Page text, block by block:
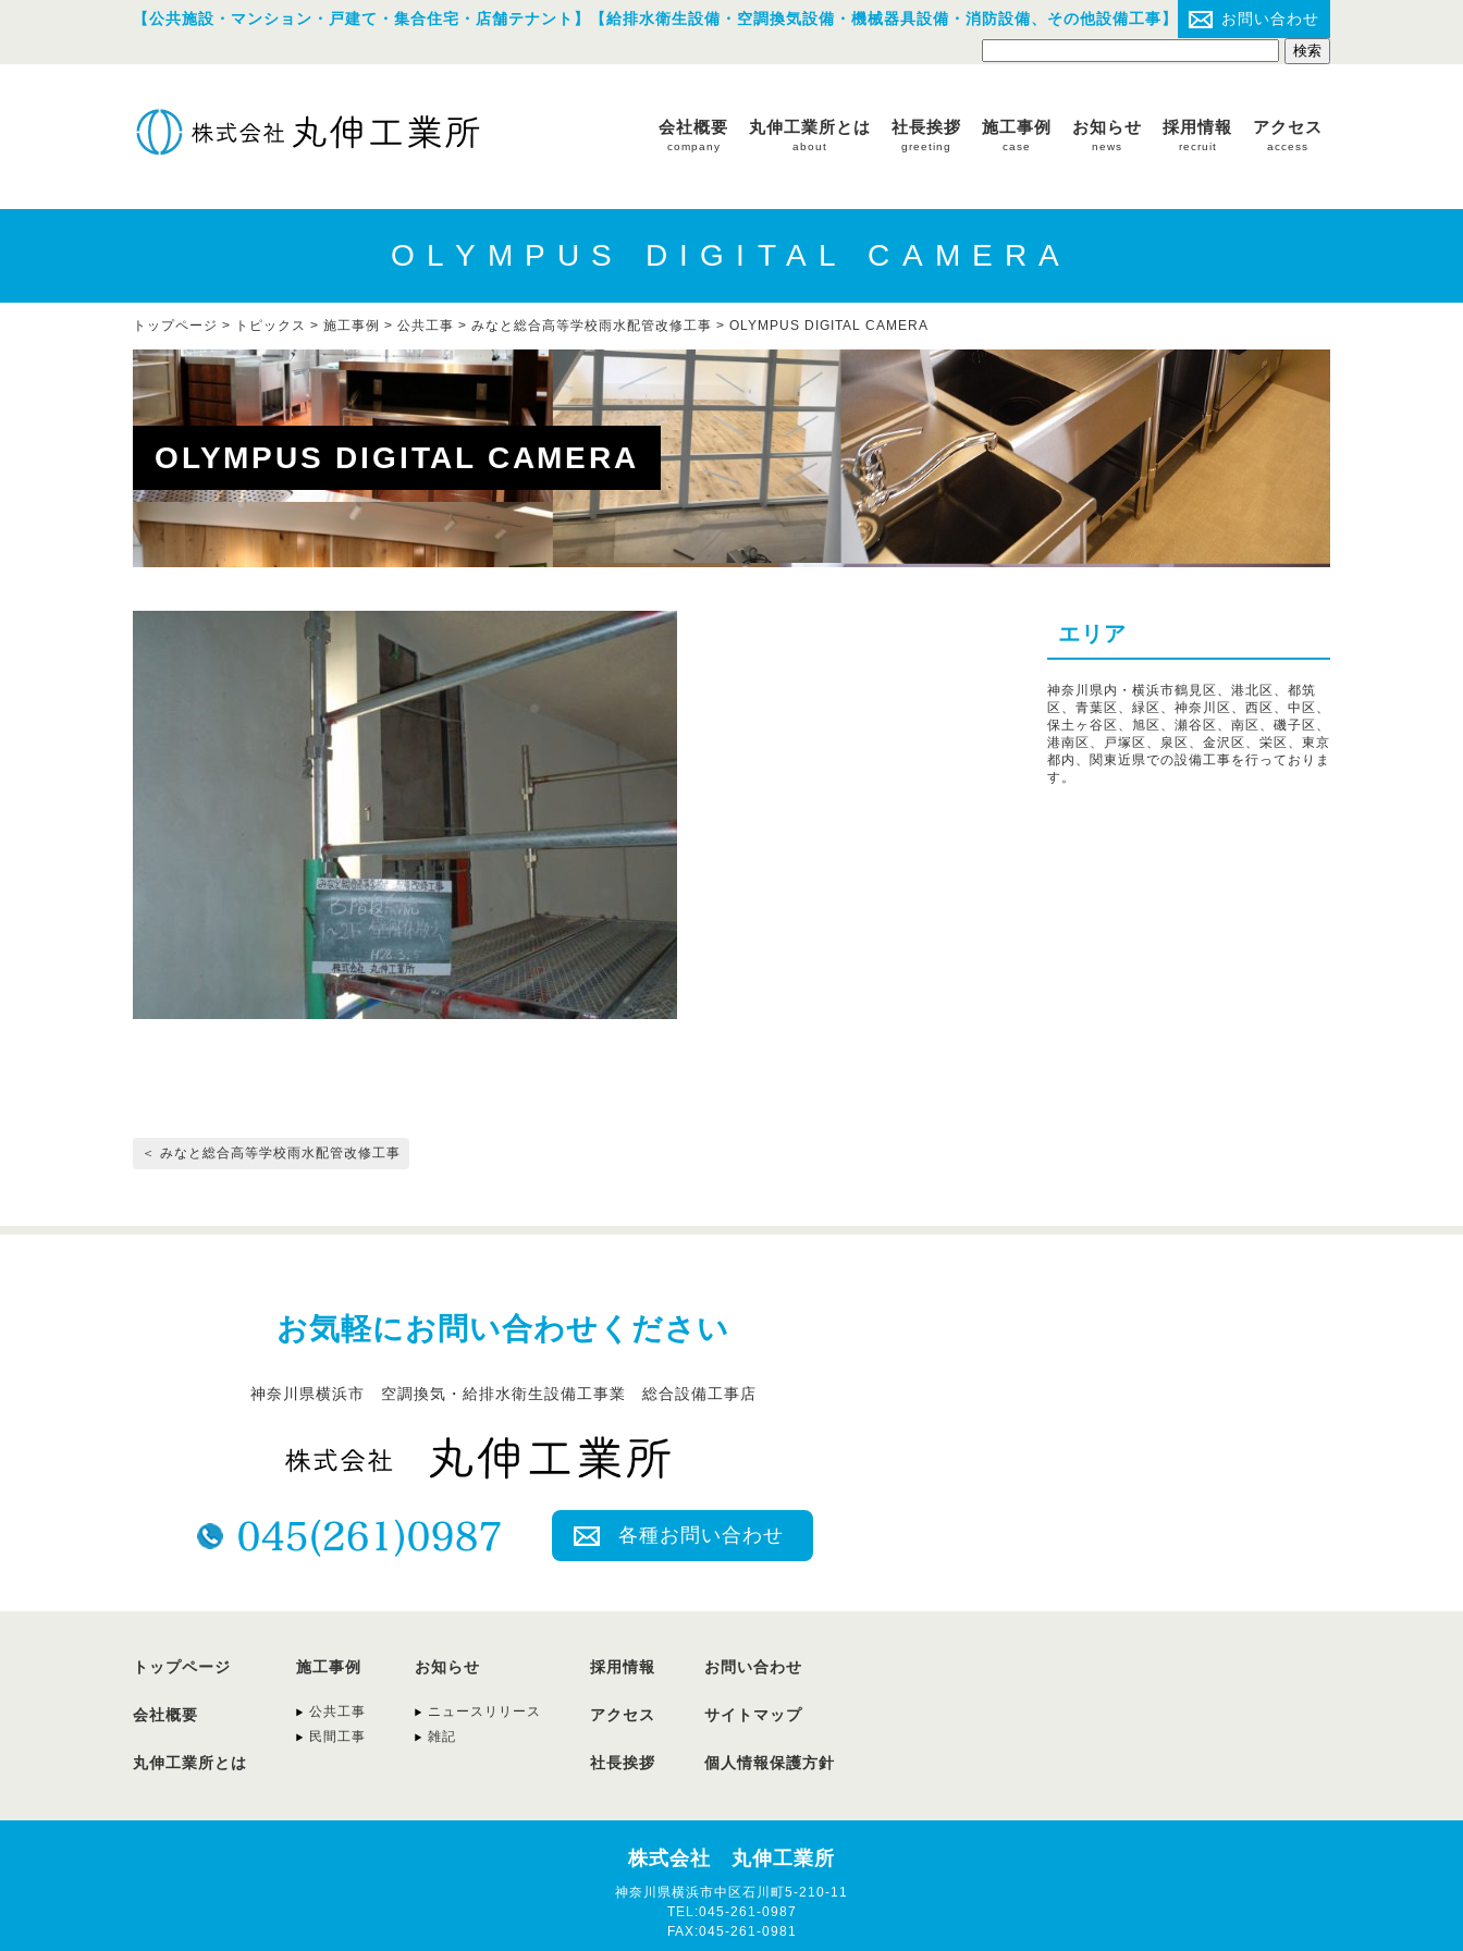
【公共施設・マンション・戸建て・集合住宅・店舗テナント】【給排水衛生設備・空調換気設備・機械器具設備・消防設備、その他設備工事】 お問い合わせ
会社概要
company
丸伸工業所とは
about
社長挨拶
greeting
施工事例
case
お知らせ
news
採用情報
recruit
アクセス
access
OLYMPUS DIGITAL CAMERA
トップページ > トピックス > 施工事例 > 公共工事 > みなと総合高等学校雨水配管改修工事 > OLYMPUS DIGITAL CAMERA
OLYMPUS DIGITAL CAMERA
＜ みなと総合高等学校雨水配管改修工事
エリア
神奈川県内・横浜市鶴見区、港北区、都筑
区、青葉区、緑区、神奈川区、西区、中区、
保土ヶ谷区、旭区、瀬谷区、南区、磯子区、
港南区、戸塚区、泉区、金沢区、栄区、東京
都内、関東近県での設備工事を行っておりま
す。
お気軽にお問い合わせください
神奈川県横浜市 空調換気・給排水衛生設備工事業 総合設備工事店
各種お問い合わせ
トップページ
会社概要
丸伸工業所とは
施工事例
公共工事
民間工事
お知らせ
ニュースリリース
雑記
採用情報
アクセス
社長挨拶
お問い合わせ
サイトマップ
個人情報保護方針
株式会社 丸伸工業所
神奈川県横浜市中区石川町5-210-11
TEL:045-261-0987
FAX:045-261-0981